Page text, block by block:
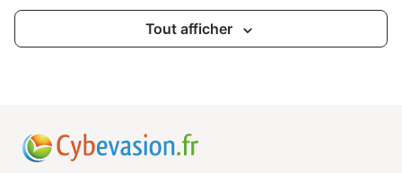
Tout afficher